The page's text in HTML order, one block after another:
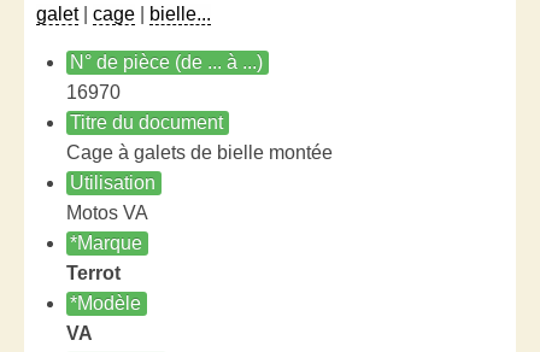
galet| cage bielle...
N° de pièce (de ... à ...)
16970
Titre du document
Cage à galets de bielle montée
Utilisation
Motos VA
*Marque
Terrot
*Modèle
VA